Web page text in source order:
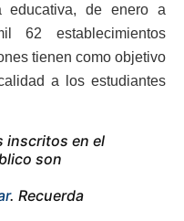
educativa, de enero a
62 establecimientos
tienen como objetivo
a los estudiantes
inscritos en el
son
. Recuerda